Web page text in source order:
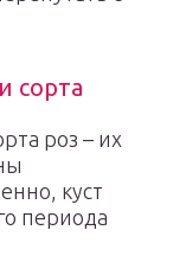
сорта
роз – их
куст
периода